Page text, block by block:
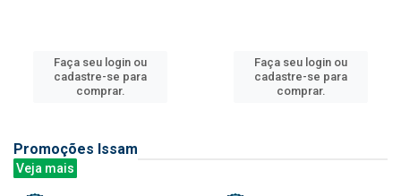
Faça seu login ou
cadastre-se para
comprar.
Faça seu login ou
cadastre-se para
comprar.
Promoções Issam
Veja mais